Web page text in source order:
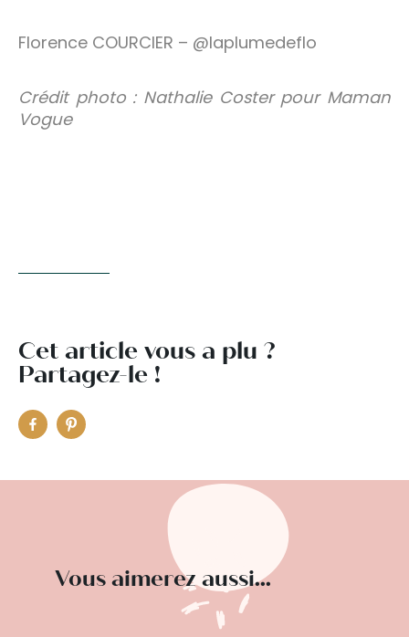
Florence COURCIER – @laplumedeflo
Crédit photo : Nathalie Coster pour Maman
Vogue
Cet article vous a plu ?
Partagez-le !
Vous aimerez aussi...